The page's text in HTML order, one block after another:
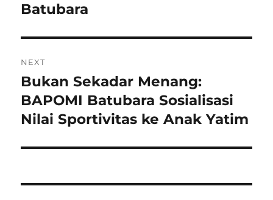
Batubara
NEXT
Next
post:
Bukan Sekadar Menang:
BAPOMI Batubara Sosialisasi
Nilai Sportivitas ke Anak Yatim